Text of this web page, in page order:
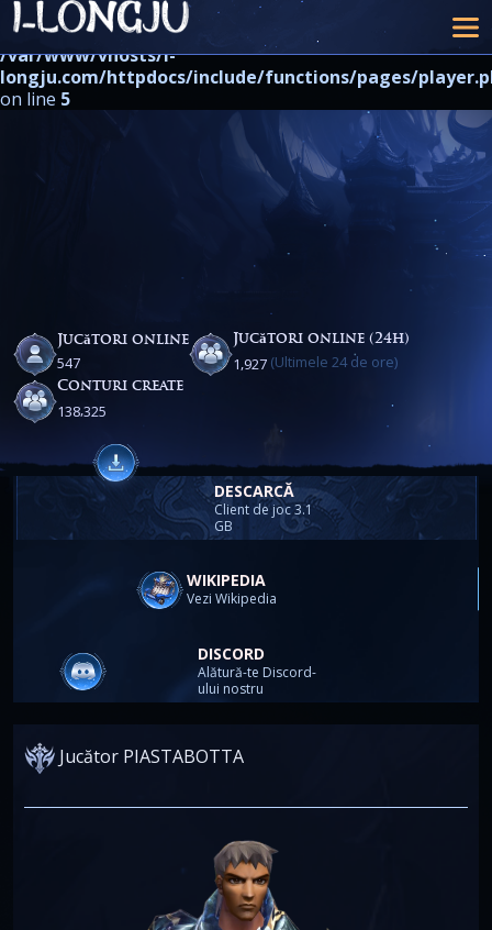
Warning: strpos() expects at least 2 parameters, 1 given in
/var/www/vhosts/i-
longju.com/httpdocs/include/functions/pages/
on line 5
Jucători online
547
Jucători online (24h)
1,927 (Ultimele 24 de ore)
Conturi create
138,325
DESCARCĂ
Client de joc 3.1
GB
WIKIPEDIA
Vezi Wikipedia
DISCORD
Alătură-te Discord-
ului nostru
Jucător PIASTABOTTA